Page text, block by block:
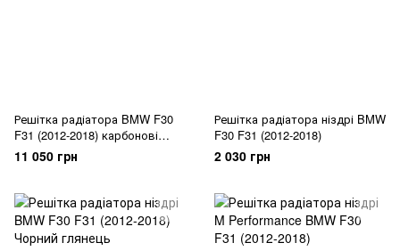
Решітка радіатора BMW F30
F31 (2012-2018) карбонові
ніздрі
11 050 грн
Решітка радіатора ніздрі BMW
F30 F31 (2012-2018)
2 030 грн